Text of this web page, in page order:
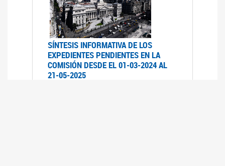
SÍNTESIS INFORMATIVA DE LOS
EXPEDIENTES PENDIENTES EN LA
COMISIÓN DESDE EL 01-03-2024 AL
21-05-2025